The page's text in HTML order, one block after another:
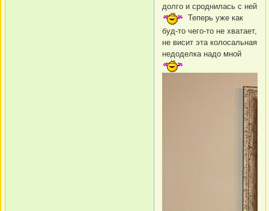
долго и сроднилась с ней
Теперь уже как
буд-то чего-то не хватает,
не висит эта колосальная
недоделка надо мной